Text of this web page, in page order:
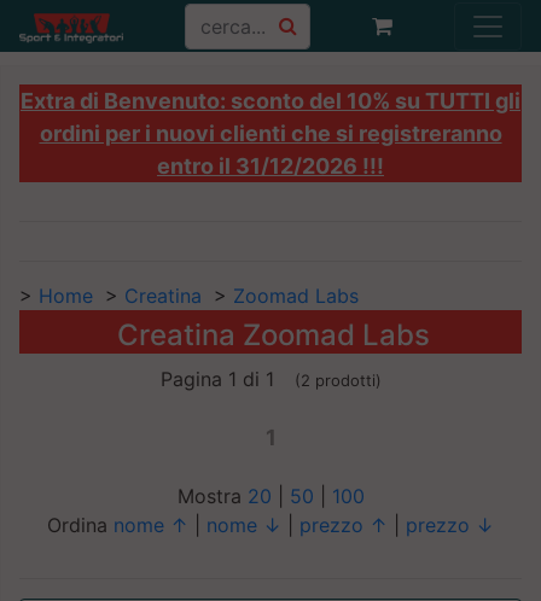
Extra di Benvenuto: sconto del 10% su TUTTI gli
ordini per i nuovi clienti che si registreranno
entro il 31/12/2026 !!!
> Home > Creatina > Zoomad Labs
Creatina Zoomad Labs
Pagina 1 di 1 (2 prodotti)
1
Mostra 20 50
100
Ordina nome ↑ nome ↓ prezzo ↑ prezzo ↓